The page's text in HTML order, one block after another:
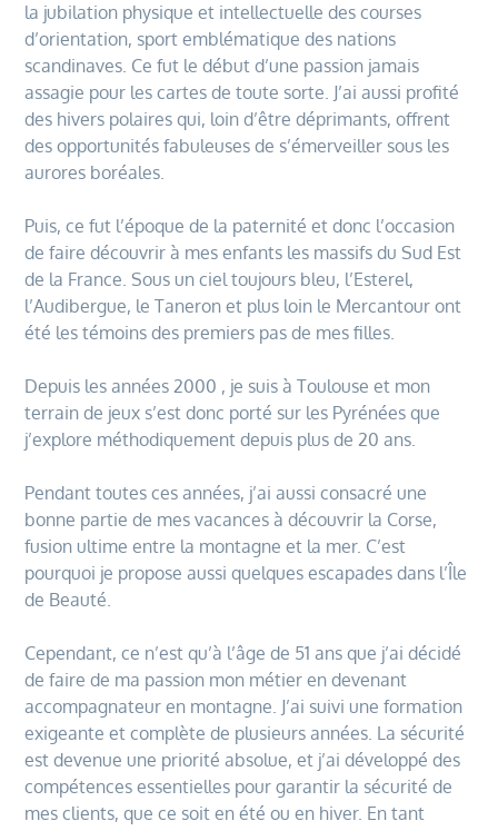
la jubilation physique et intellectuelle des courses
d’orientation, sport emblématique des nations
scandinaves. Ce fut le début d’une passion jamais
assagie pour les cartes de toute sorte. J’ai aussi profité
des hivers polaires qui, loin d’être déprimants, offrent
des opportunités fabuleuses de s’émerveiller sous les
aurores boréales.
Puis, ce fut l’époque de la paternité et donc l’occasion
de faire découvrir à mes enfants les massifs du Sud Est
de la France. Sous un ciel toujours bleu, l’Esterel,
l’Audibergue, le Taneron et plus loin le Mercantour ont
été les témoins des premiers pas de mes filles.
Depuis les années 2000 , je suis à Toulouse et mon
terrain de jeux s’est donc porté sur les Pyrénées que
j’explore méthodiquement depuis plus de 20 ans.
Pendant toutes ces années, j’ai aussi consacré une
bonne partie de mes vacances à découvrir la Corse,
fusion ultime entre la montagne et la mer. C’est
pourquoi je propose aussi quelques escapades dans l’Île
de Beauté.
Cependant, ce n’est qu’à l’âge de 51 ans que j’ai décidé
de faire de ma passion mon métier en devenant
accompagnateur en montagne. J’ai suivi une formation
exigeante et complète de plusieurs années. La sécurité
est devenue une priorité absolue, et j’ai développé des
compétences essentielles pour garantir la sécurité de
mes clients, que ce soit en été ou en hiver. En tant